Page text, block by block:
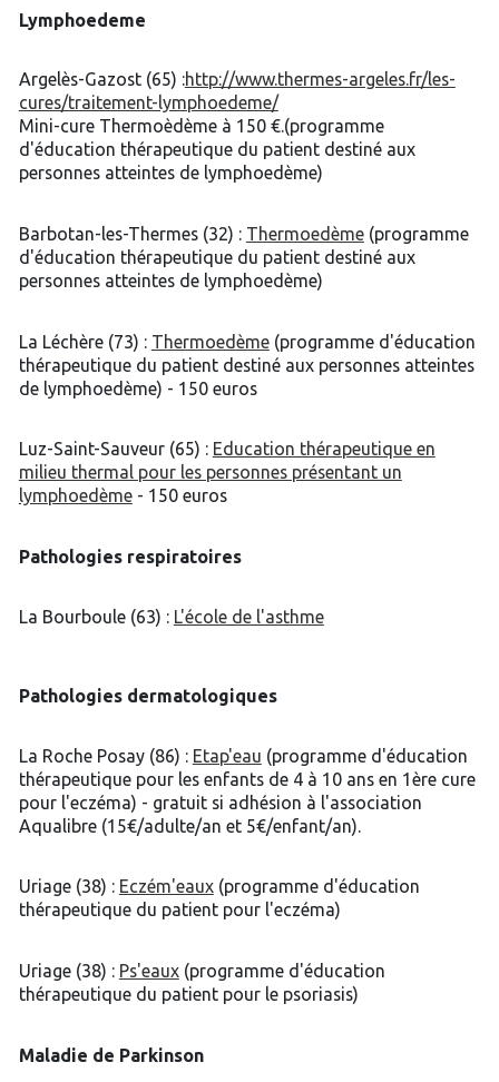
Lymphoedeme
Argelès-Gazost (65) :http://www.thermes-argeles.fr/les-
cures/traitement-lymphoedeme/
Mini-cure Thermoèdème à 150 €.(programme
d'éducation thérapeutique du patient destiné aux
personnes atteintes de lymphoedème)
Barbotan-les-Thermes (32) : Thermoedème(programme
d'éducation thérapeutique du patient destiné aux
personnes atteintes de lymphoedème)
La Léchère (73) : Thermoedème(programme d'éducation
thérapeutique du patient destiné aux personnes atteintes
de lymphoedème) - 150 euros
Luz-Saint-Sauveur (65) : Education thérapeutique en
milieu thermal pour les personnes présentant un
lymphoedème- 150 euros
Pathologies respiratoires
La Bourboule (63) : L'école de l'asthme
Pathologies dermatologiques
La Roche Posay (86) : Etap'eau (programme d'éducation
thérapeutique pour les enfants de 4 à 10 ans en 1ère cure
pour l'eczéma) - gratuit si adhésion à l'association
Aqualibre (15€/adulte/an et 5€/enfant/an).
Uriage (38) : Eczém'eaux(programme d'éducation
thérapeutique du patient pour l'eczéma)
Uriage (38) : Ps'eaux(programme d'éducation
thérapeutique du patient pour le psoriasis)
Maladie de Parkinson